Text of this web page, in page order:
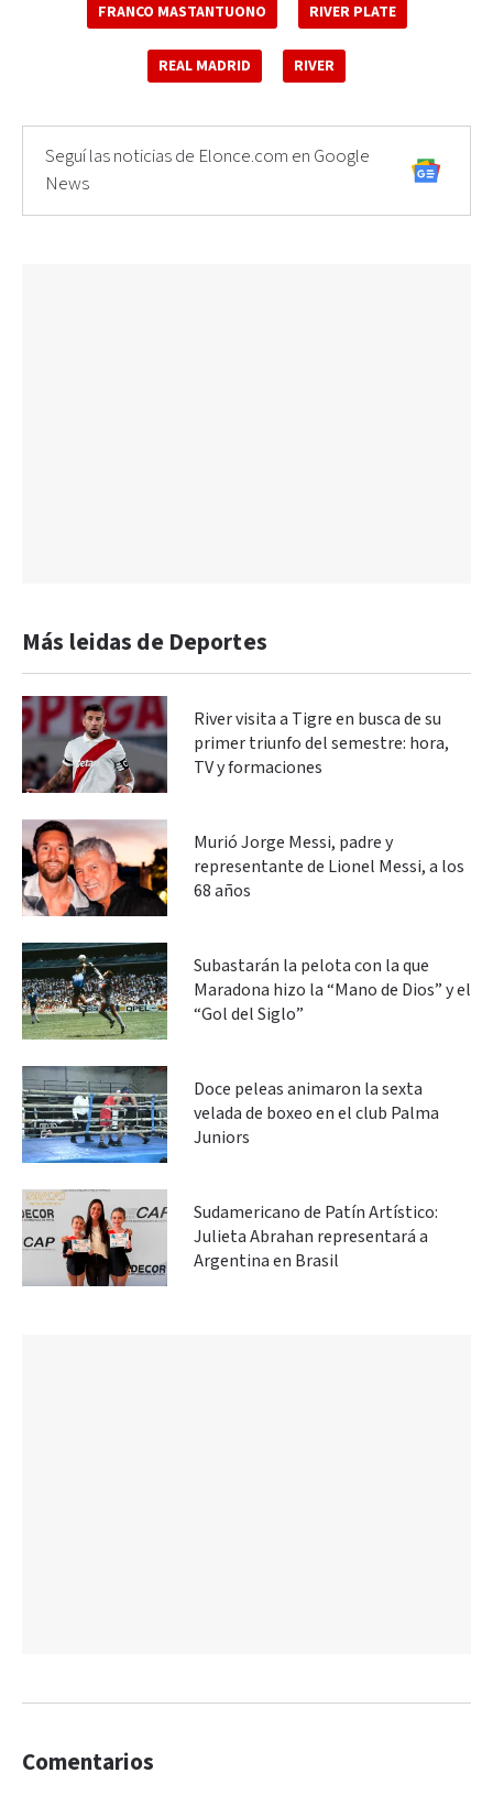
FRANCO MASTANTUONO RIVER PLATE
REAL MADRID RIVER
Seguí las noticias de Elonce.com en Google
News
Más leidas de Deportes
River visita a Tigre en busca de su
primer triunfo del semestre: hora,
TV y formaciones
Murió Jorge Messi, padre y
representante de Lionel Messi, a los
68 años
Subastarán la pelota con la que
Maradona hizo la “Mano de Dios” y el
“Gol del Siglo”
Doce peleas animaron la sexta
velada de boxeo en el club Palma
Juniors
Sudamericano de Patín Artístico:
Julieta Abrahan representará a
Argentina en Brasil
Comentarios